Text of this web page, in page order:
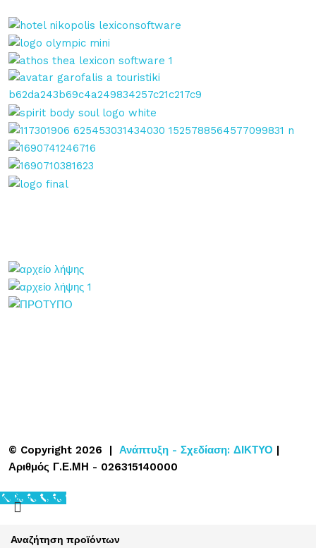
© Copyright 2026 | Ανάπτυξη - Σχεδίαση: ΔΙΚΤΥΟ |
Αριθμός Γ.Ε.ΜΗ - 026315140000
Καλέστε μας.